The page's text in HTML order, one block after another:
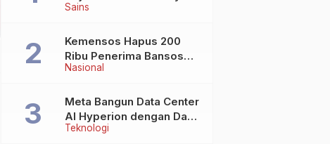
Sains
Wafat di Usia Lebih dari
Nasional
Kemensos Hapus 200
Ribu Penerima Bansos
yang Terlibat Judol
Teknologi
Meta Bangun Data Center
AI Hyperion dengan Daya
Komputasi 5 GW, Saingi